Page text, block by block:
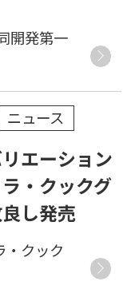
開発第一
ニュース
エーション
・クックグ
し発売
・クック